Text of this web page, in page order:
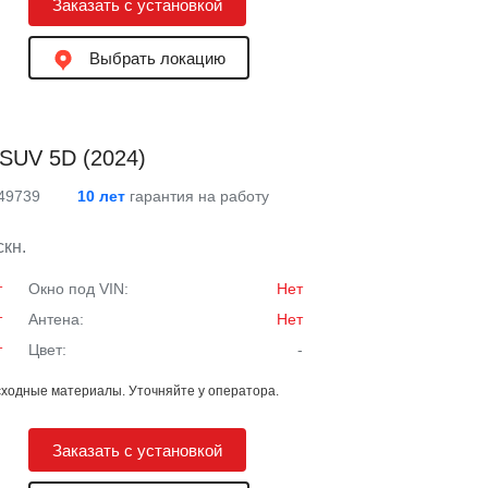
Заказать с установкой
Выбрать локацию
5D (2024)
10 лет гарантия на работу
Окно под VIN:
Нет
Антена:
Нет
Цвет: -
материалы. Уточняйте у оператора.
Заказать с установкой